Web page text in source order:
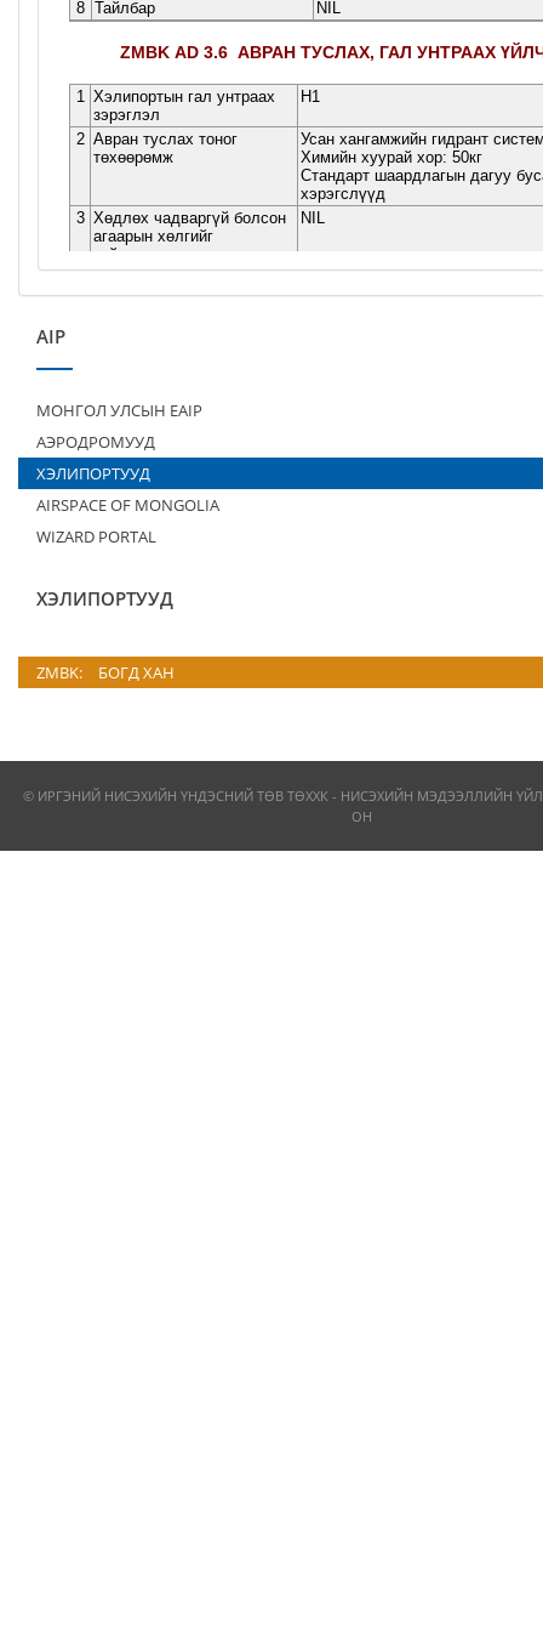
AIP
МОНГОЛ УЛСЫН EAIP
АЭРОДРОМУУД
ХЭЛИПОРТУУД
AIRSPACE OF MONGOLIA
WIZARD PORTAL
ХЭЛИПОРТУУД
ZMBK: БОГД ХАН
© ИРГЭНИЙ НИСЭХИЙН ҮНДЭСНИЙ ТӨВ ТӨХХК - НИСЭХИЙН МЭДЭЭЛЛИЙН
ОН